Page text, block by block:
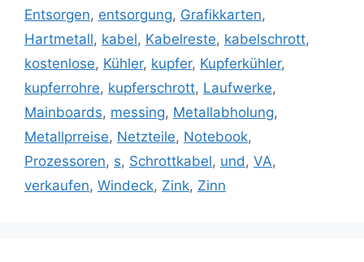
Entsorgen, entsorgung, Grafikkarten,
Hartmetall, kabel, Kabelreste, kabelschrott,
kostenlose, Kühler, kupfer, Kupferkühler,
kupferrohre, kupferschrott, Laufwerke,
Mainboards, messing, Metallabholung,
Metallprreise, Netzteile, Notebook,
Prozessoren, s, Schrottkabel, und, VA,
verkaufen, Windeck, Zink, Zinn